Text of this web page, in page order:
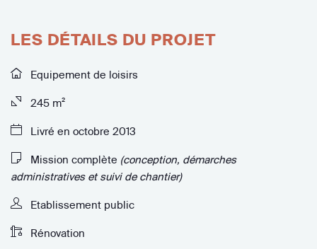
LES DÉTAILS DU PROJET
Equipement de loisirs
245 m²
Livré en octobre 2013
Mission complète (conception, démarches
administratives et suivi de chantier)
Etablissement public
Rénovation